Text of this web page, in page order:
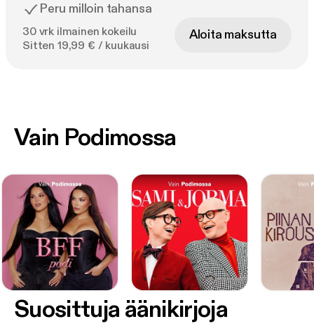
Peru milloin tahansa
30 vrk ilmainen kokeilu
Sitten 19,99 € / kuukausi
Aloita maksutta
Vain Podimossa
Suosittuja äänikirjoja